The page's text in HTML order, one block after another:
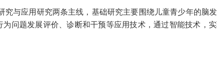
究与应用研究两条主线，基础研究主要围绕儿童青少年的脑
问题发展评价、诊断和干预等应用技术，通过智能技术，